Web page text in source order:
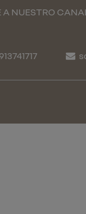
A NUESTRO
913741717